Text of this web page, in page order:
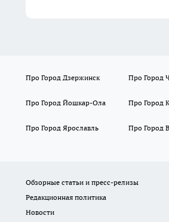
Про Город Дзержинск Про Город
Про Город Йошкар-Ола Про Город
Про Город Ярославль Про Город
Обзорные статьи и пресс-релизы
Редакционная политика
Новости